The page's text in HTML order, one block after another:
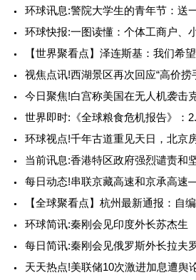
环球讯息:警院大学生的青年节：送
环球快报:一图读懂：个体工商户、
【世界聚看点】泽连斯基：我们希
视焦点讯!西湖景区再次回应“高价捞
今日聚焦!白宫称美国在无人机袭击
世界即时:《全球粮食危机报告》：
环球视点!千年古道重见天日，北京
当前讯息:香港特区政府强烈谴责和
每日动态!串联京藏高速和京承高
【全球聚看点】杭州最新通报：自
环球简讯:秦刚会见印度外长苏杰生
每日简讯:秦刚会见俄罗斯外长拉夫
天天热点!美联储10次激进加息遭舆